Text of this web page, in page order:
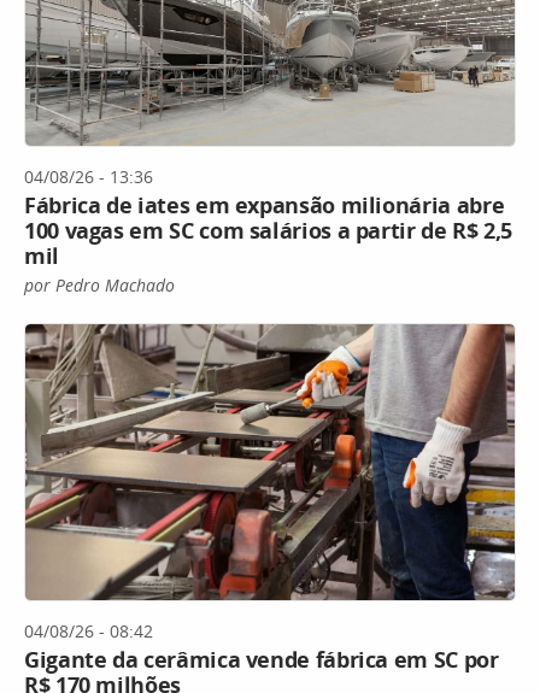
04/08/26 - 13:36
Fábrica de iates em expansão milionária abre
100 vagas em SC com salários a partir de R$ 2,5
mil
por Pedro Machado
04/08/26 - 08:42
Gigante da cerâmica vende fábrica em SC por
R$ 170 milhões